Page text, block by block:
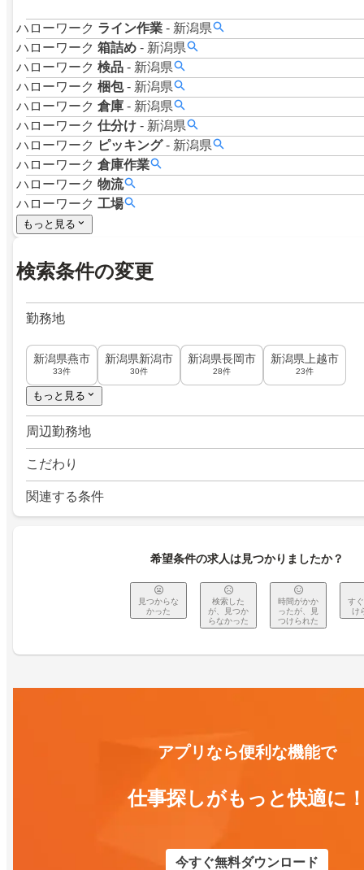
ハローワーク ライン作業 - 新潟県
ハローワーク 箱詰め - 新潟県
ハローワーク 検品 - 新潟県
ハローワーク 梱包 - 新潟県
ハローワーク 倉庫 - 新潟県
ハローワーク 仕分け - 新潟県
ハローワーク ピッキング - 新潟県
ハローワーク 倉庫作業
ハローワーク 物流
ハローワーク 工場
もっと見る
検索条件の変更
勤務地
新潟県燕市
33件
新潟県新潟市
30件
新潟県長岡市
28件
新潟県上越市
23件
もっと見る
周辺勤務地
こだわり
関連する条件
希望条件の求人は見つかりましたか？
見つからな
かった
検索した
が、見つか
らなかった
時間がかか
ったが、見
つけられた
す
け
アプリなら便利な機能で
仕事探しがもっと快適に
今すぐ無料ダウンロード